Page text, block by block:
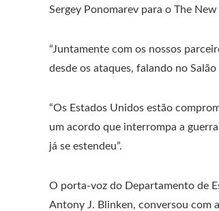
Sergey Ponomarev para o The New
“Juntamente com os nossos
desde os ataques, falando no
“Os Estados Unidos estão
um acordo que interrompa a
já se estendeu”.
O porta-voz do Departamento de
Antony J. Blinken, conversou com